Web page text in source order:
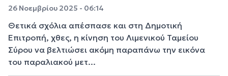
26 Νοεμβρίου 2025 - 06:14
Θετικά σχόλια απέσπασε και στη Δημοτική
Επιτροπή, χθες, η κίνηση του Λιμενικού Ταμείου
Σύρου να βελτιώσει ακόμη παραπάνω την εικόνα
του παραλιακού μετ...